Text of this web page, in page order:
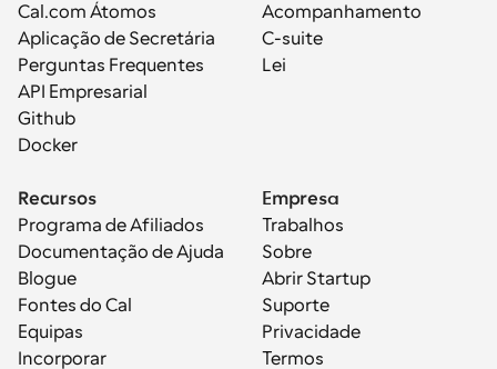
Cal.com Átomos
Aplicação de Secretária
Perguntas Frequentes
API Empresarial
Github
Docker
Acompanhamento
C-suite
Lei
Recursos
Programa de Afiliados
Documentação de Ajuda
Blogue
Fontes do Cal
Equipas
Incorporar
Empresa
Trabalhos
Sobre
Abrir Startup
Suporte
Privacidade
Termos